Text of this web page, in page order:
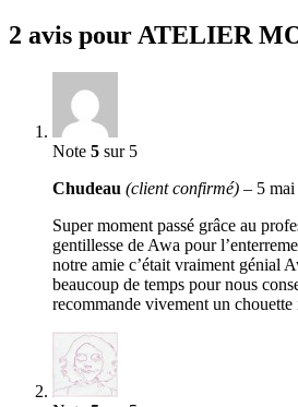
2 avis pourATELIER
Note 5 sur 5
Chudeau (client confirmé) – 5
Super moment passé grâce au
gentillesse de Awa pour
notre amie c’était vraiment génial
beaucoup de temps pour nous
recommande vivement un chouette